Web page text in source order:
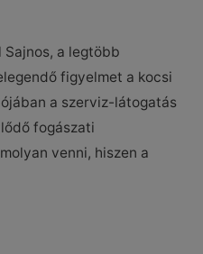
a legtöbb
figyelmet a kocsi
a szerviz-látogatás
fogászati
venni, hiszen a